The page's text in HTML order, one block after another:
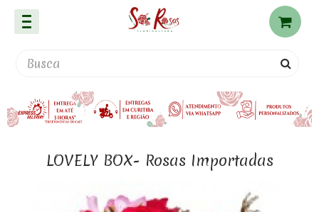
LOVELY BOX- Rosas Importadas